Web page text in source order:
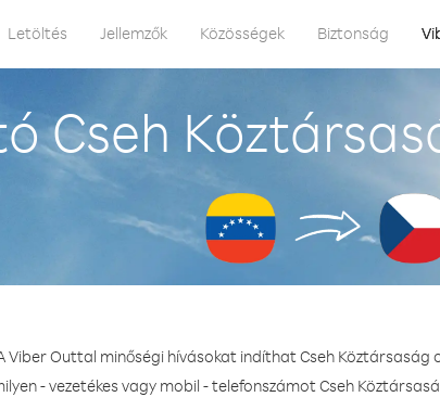
Letöltés Jellemzők Közösségek Biztonság
Cseh
Viber Outtal minőségi hívásokat indíthat Cseh Köztársaság
- vezetékes vagy mobil - telefonszámot Cseh